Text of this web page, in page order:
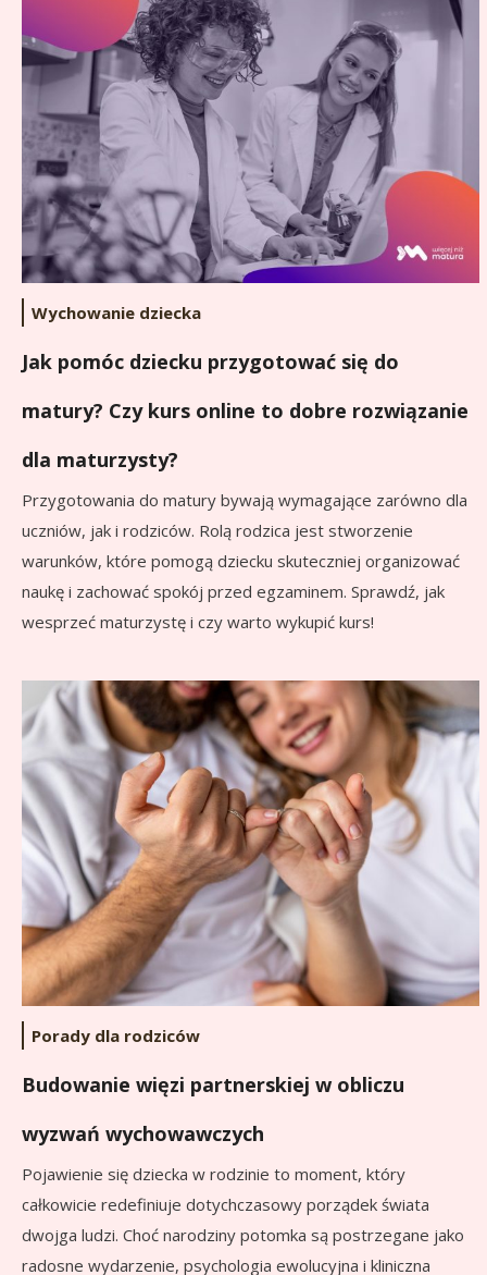
Wychowanie dziecka
Jak pomóc dziecku przygotować się do
matury? Czy kurs online to dobre rozwiązanie
dla maturzysty?
Przygotowania do matury bywają wymagające zarówno dla
uczniów, jak i rodziców. Rolą rodzica jest stworzenie
warunków, które pomogą dziecku skuteczniej organizować
naukę i zachować spokój przed egzaminem. Sprawdź, jak
wesprzeć maturzystę i czy warto wykupić kurs!
Porady dla rodziców
Budowanie więzi partnerskiej w obliczu
wyzwań wychowawczych
Pojawienie się dziecka w rodzinie to moment, który
całkowicie redefiniuje dotychczasowy porządek świata
dwojga ludzi. Choć narodziny potomka są postrzegane jako
radosne wydarzenie, psychologia ewolucyjna i kliniczna